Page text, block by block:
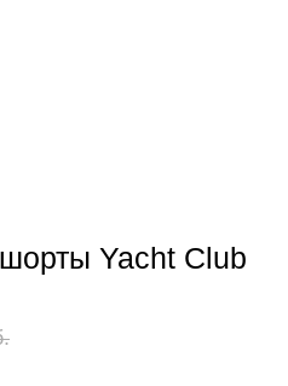
Yacht Club